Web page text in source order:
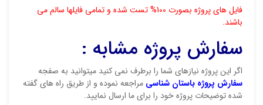
فایل های پروژه بصورت 100% تست شده و تمامی فایلها سالم می
باشند.
سفارش پروژه مشابه :
اگر این پروژه نیازهای شما را برطرف نمی کنید میتوانید به صفجه
سفارش پروژه باستان شناسی مراجعه نموده و از طریق راه های گفته
شده توضیحات پروژه خود را برای ما ارسال نمایید.